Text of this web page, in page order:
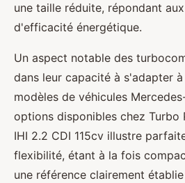
une taille réduite, répondant
d'efficacité énergétique.
Un aspect notable des
dans leur capacité à s'adapter
modèles de véhicules
options disponibles chez Turbo
IHI 2.2 CDI 115cv illustre
flexibilité, étant à la fois
une référence clairement